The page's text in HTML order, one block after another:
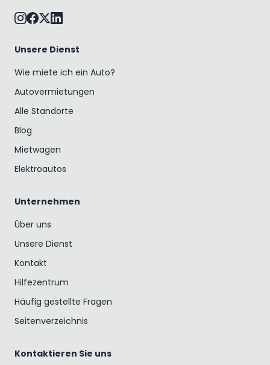
Unsere Dienst
Wie miete ich ein Auto?
Autovermietungen
Alle Standorte
Blog
Mietwagen
Elektroautos
Unternehmen
Über uns
Unsere Dienst
Kontakt
Hilfezentrum
Häufig gestellte Fragen
Seitenverzeichnis
Kontaktieren Sie uns